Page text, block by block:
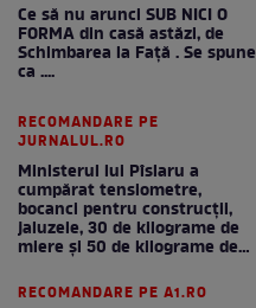
Ce să nu arunci SUB NICI O
FORMA din casă astăzi, de
Schimbarea la Față . Se spune
ca ....
RECOMANDARE PE
JURNALUL.RO
Ministerul lui Pîslaru a
cumpărat tensiometre,
bocanci pentru construcții,
jaluzele, 30 de kilograme de
miere și 50 de kilograme de
RECOMANDARE PE A1.RO